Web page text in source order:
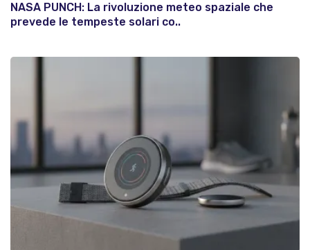
NASA PUNCH: La rivoluzione meteo spaziale che
prevede le tempeste solari co..